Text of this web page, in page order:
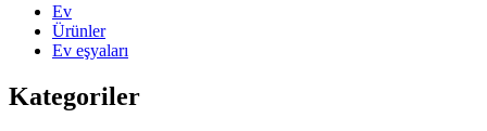
Ev
Ürünler
Ev eşyaları
Kategoriler